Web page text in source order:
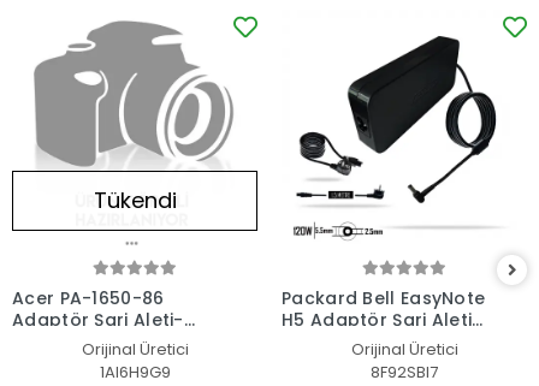
Tükendi
Acer PA-1650-86
Adaptör Şarj Aleti-
Orijinal Üretici
1AI6H9G9
Packard Bell EasyNote
H5 Adaptör Şarj Aleti-
Orijinal Üretici
8F92SBI7